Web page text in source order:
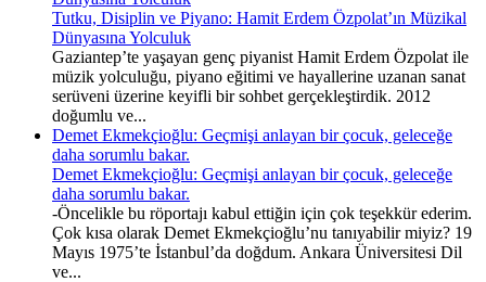
Tutku, Disiplin ve Piyano: Hamit Erdem Özpolat’ın Müzikal
Dünyasına Yolculuk
Gaziantep’te yaşayan genç piyanist Hamit Erdem Özpolat ile
müzik yolculuğu, piyano eğitimi ve hayallerine uzanan sanat
serüveni üzerine keyifli bir sohbet gerçekleştirdik. 2012
doğumlu ve...
Demet Ekmekçioğlu: Geçmişi anlayan bir çocuk, geleceğe
daha sorumlu bakar.
Demet Ekmekçioğlu: Geçmişi anlayan bir çocuk, geleceğe
daha sorumlu bakar.
-Öncelikle bu röportajı kabul ettiğin için çok teşekkür ederim.
Çok kısa olarak Demet Ekmekçioğlu’nu tanıyabilir miyiz? 19
Mayıs 1975’te İstanbul’da doğdum. Ankara Üniversitesi Dil
ve...